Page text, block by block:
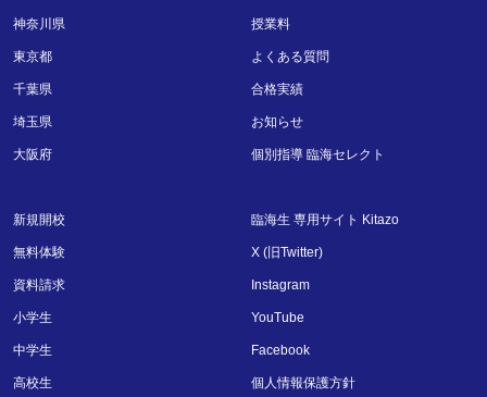
神奈川県
東京都
千葉県
埼玉県
大阪府
新規開校
無料体験
資料請求
小学生
中学生
高校生
授業料
よくある質問
合格実績
お知らせ
個別指導 臨海セレクト
臨海生 専用サイト Kitazo
X (旧Twitter)
Instagram
YouTube
Facebook
個人情報保護方針